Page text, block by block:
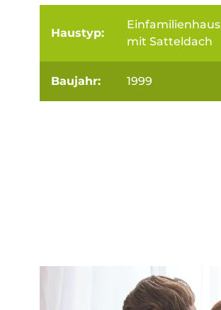
Haustyp:
Einfamilienhaus
mit Satteldach
Baujahr: 1999